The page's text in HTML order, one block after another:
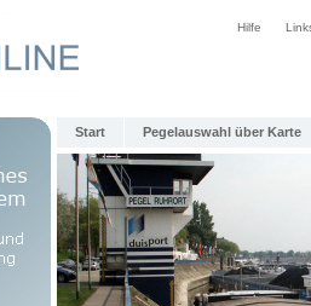
Hilfe
Start Pegelauswahl über Karte